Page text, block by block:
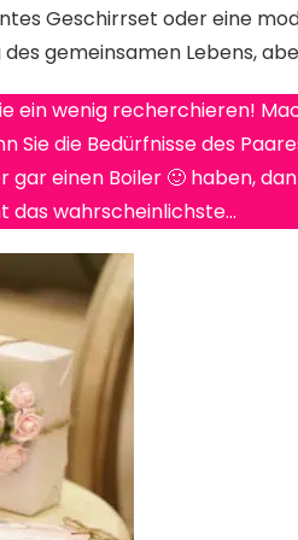
Geschirrset oder eine
gemeinsamen Lebens,
ein wenig recherchieren!
Sie die Bedürfnisse des
einen Boiler 🙂 haben,
das wahrscheinlichste…